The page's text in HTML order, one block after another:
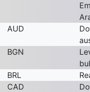
AUD
BGN
BRL
CAD